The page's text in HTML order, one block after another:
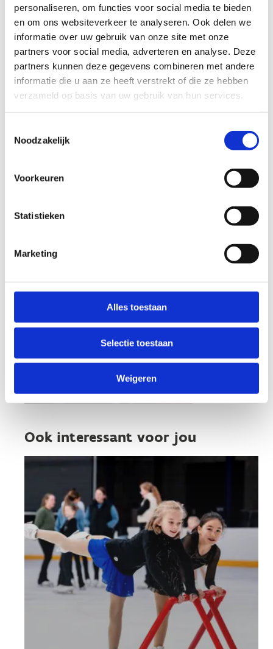
personaliseren, om functies voor social media te bieden
en om ons websiteverkeer te analyseren. Ook delen we
informatie over uw gebruik van onze site met onze
partners voor social media, adverteren en analyse. Deze
partners kunnen deze gegevens combineren met andere
informatie die u aan ze heeft verstrekt of die ze hebben
verzameld op basis van uw gebruik van hun services.
Noodzakelijk
Voorkeuren
Statistieken
Marketing
Alles toestaan
Selectie toestaan
Weigeren
Sleeën = extra schaatspret
Speelgoed op het ijs
Schaatsparcours voor kinderen
Swingende muziek voor kinderen
Tip: kom je met een groep van 15 personen of
meer? Dan geniet je van eenvoordelig
groepstarief
voor het schaatsen.
Ook interessant voor jou